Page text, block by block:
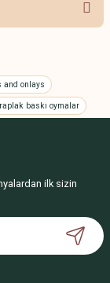
tarafımıza
and onlays
baskı oymalar
ilk sizin